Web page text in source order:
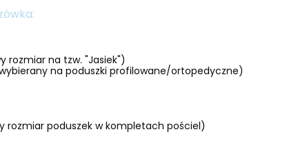
rozmiar na tzw. "Jasiek")
na poduszki profilowane/ortopedyczne)
rozmiar poduszek w kompletach pościel)